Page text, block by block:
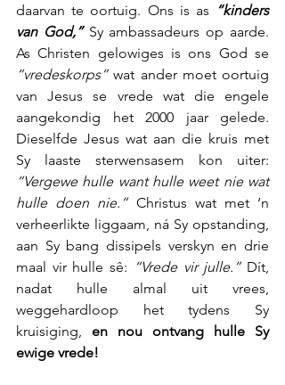
daarvan te oortuig. Ons is as “kinders
van God,” Sy ambassadeurs op aarde.
“vredeskorps” wat ander moet oortuig
van Jesus se vrede wat die engele
aangekondig het 2000 jaar gelede.
Dieselfde Jesus wat aan die kruis met
“Vergewe hulle want hulle weet nie wat
hulle doen nie.” Christus wat met ‘n
verheerlikte liggaam, ná Sy opstanding,
aan Sy bang dissipels verskyn en drie
maal vir hulle sê: “Vrede vir julle.” Dít,
nadat hulle almal uit vrees,
weggehardloop het tydens Sy
kruisiging,
en nou ontvang hulle Sy
ewige vrede!